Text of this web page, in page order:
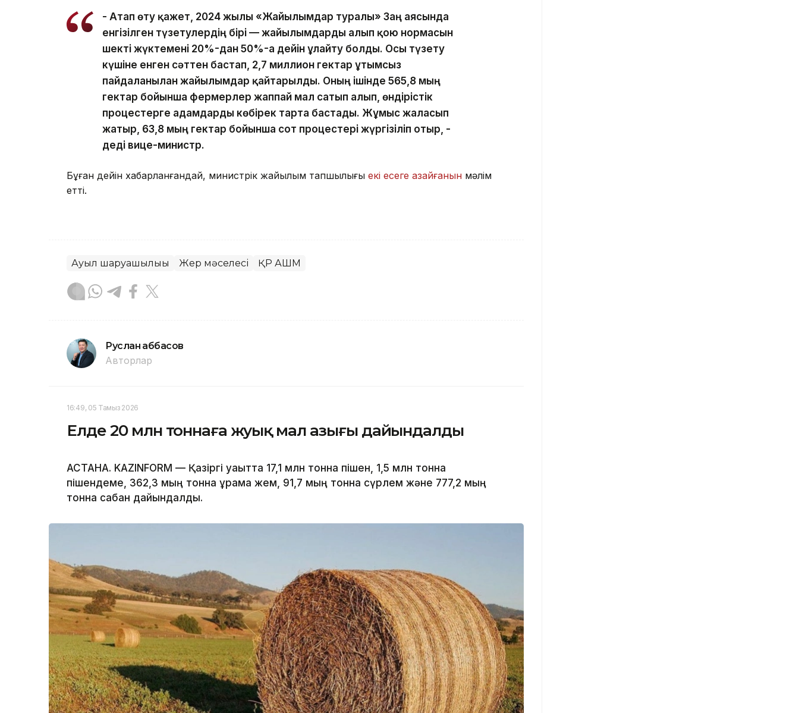
- Атап өту қажет, 2024 жылы «Жайылымдар туралы» Заң аясында
енгізілген түзетулердің бірі — жайылымдарды алып қою нормасын
шекті жүктемені 20%-дан 50%-ға дейін ұлғайту болды. Осы түзету
күшіне енген сәттен бастап, 2,7 миллион гектар ұтымсыз
пайдаланылған жайылымдар қайтарылды. Оның ішінде 565,8 мың
гектар бойынша фермерлер жаппай мал сатып алып, өндірістік
процестерге адамдарды көбірек тарта бастады. Жұмыс жалғасып
жатыр, 63,8 мың гектар бойынша сот процестері жүргізіліп отыр, -
деді вице-министр.
Бұған дейін хабарланғандай, министрік жайылым тапшылығы екі есеге азайғанын мәлім
етті.
Ауыл шаруашылығы Жер мәселесі ҚР АШМ
Руслан Ғаббасов
Авторлар
16:49, 05 Тамыз 2026
Елде 20 млн тоннаға жуық мал азығы дайындалды
АСТАНА. KAZINFORM — Қазіргі уақытта 17,1 млн тонна пішен, 1,5 млн тонна
пішендеме, 362,3 мың тонна құрама жем, 91,7 мың тонна сүрлем және 777,2 мың
тонна сабан дайындалды.